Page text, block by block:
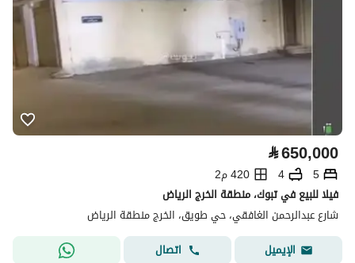
⃁650,000
5
4
420 م2
فيلا للبيع في تبوك، منطقة الخرج الرياض
شارع عبدالرحمن الغافقي، حي طويق، الخرج منطقة الرياض
الإيميل
اتصال